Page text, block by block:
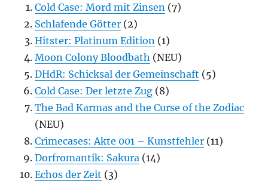
Cold Case: Mord mit Zinsen (7)
Schlafende Götter (2)
Hitster: Platinum Edition (1)
Moon Colony Bloodbath (NEU)
DHdR: Schicksal der Gemeinschaft (5)
Cold Case: Der letzte Zug (8)
The Bad Karmas and the Curse of the Zodiac
(NEU)
Crimecases: Akte 001 – Kunstfehler (11)
Dorfromantik: Sakura (14)
Echos der Zeit (3)